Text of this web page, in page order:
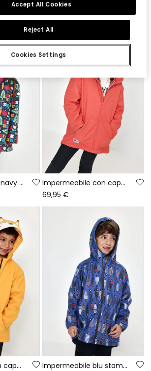
Impermeabile blu navy con stampa naturale con cappuccio
Impermeabile con cappuccio arancione con cerniera
69,95 €
Impermeabile con cappuccio giallo
Impermeabile blu stampato con pesci con cappuccio
Cookies Settings
Reject All
Accept All Cookies